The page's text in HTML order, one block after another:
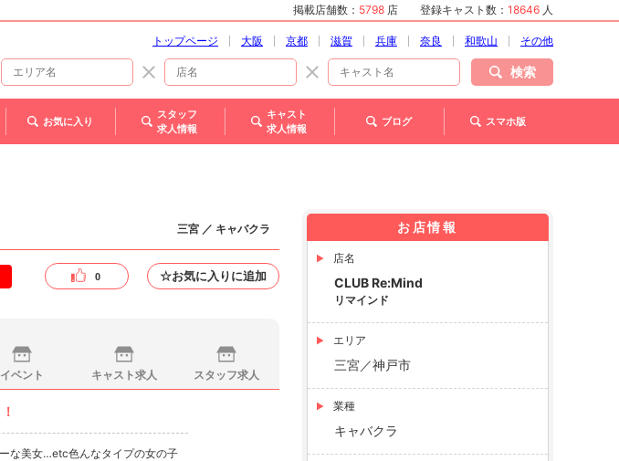
掲載店舗数： 5798 店 登録キャスト数： 18646 人
トップページ 大阪 京都 滋賀 兵庫 奈良 和歌山 その他
検索
お気に入り
スタッフ
求人情報
キャスト
求人情報
ブログ スマホ版
三宮 ／ キャバクラ
0 ☆お気に入りに追加
イベント キャスト求人 スタッフ求人
な美女…etc色んなタイプの女の子
お店情報
店名
CLUB Re:Mind
リマインド
エリア
三宮／神戸市
業種
キャバクラ